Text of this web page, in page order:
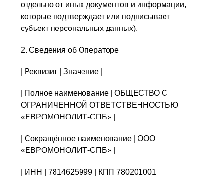
отдельно от иных документов и информации,
которые подтверждает или подписывает
субъект персональных данных).
2. Сведения об Операторе
| Реквизит | Значение |
| Полное наименование | ОБЩЕСТВО С
ОГРАНИЧЕННОЙ ОТВЕТСТВЕННОСТЬЮ
«ЕВРОМОНОЛИТ-СПБ» |
| Сокращённое наименование | ООО
«ЕВРОМОНОЛИТ-СПБ» |
| ИНН | 7814625999 | КПП 780201001